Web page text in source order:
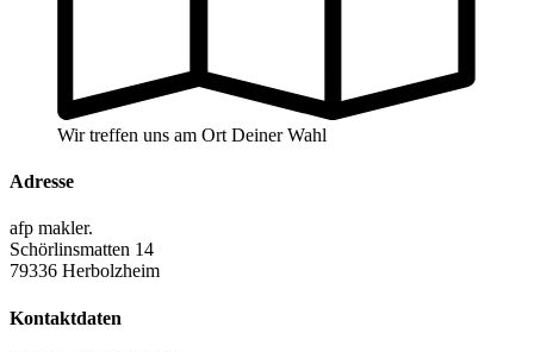
Wir treffen uns am Ort Deiner Wahl
Adresse
afp makler.
Schörlinsmatten 14
79336 Herbolzheim
Kontaktdaten